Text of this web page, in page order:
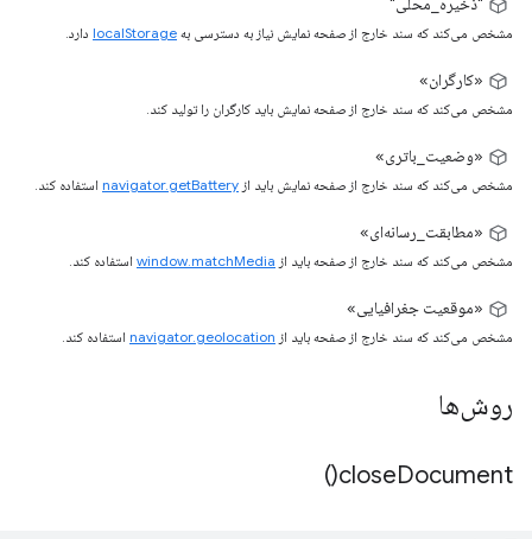
مشخص می‌کند که سند خارج از صفحه نمایش نیاز به دسترسی به localStorage دارد.
«کارگران»
مشخص می‌کند که سند خارج از صفحه نمایش باید کارگران را تولید کند.
«وضعیت_باتری»
مشخص می‌کند که سند خارج از صفحه نمایش باید از navigator.getBattery استفاده کند.
«مطابقت_رسانه‌ای»
مشخص می‌کند که سند خارج از صفحه باید از window.matchMedia استفاده کند.
«موقعیت جغرافیایی»
مشخص می‌کند که سند خارج از صفحه باید از navigator.geolocation استفاده کند.
روش‌ها
closeDocument(
)